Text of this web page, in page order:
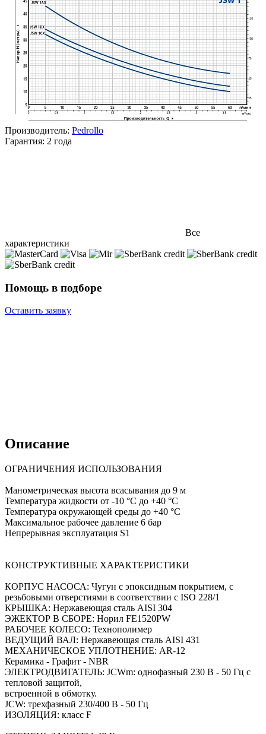
Производитель: Pedrollo
Гарантия: 2 года
Все
характеристики
Помощь в подборе
Оставить заявку
Описание
ОГРАНИЧЕНИЯ ИСПОЛЬЗОВАНИЯ
Манометрическая высота всасывания до 9 м
Температура жидкости от -10 °C до +40 °C
Температура окружающей среды до +40 °C
Максимальное рабочее давление 6 бар
Непрерывная эксплуатация S1
КОНСТРУКТИВНЫЕ ХАРАКТЕРИСТИКИ
КОРПУС НАСОСА: Чугун с эпоксидным покрытием, с
резьбовыми отверстиями в соответствии с ISO 228/1
КРЫШКА: Нержавеющая сталь AISI 304
ЭЖЕКТОР В СБОРЕ: Норил FE1520PW
РАБОЧЕЕ КОЛЕСО: Технополимер
ВЕДУЩИЙ ВАЛ: Нержавеющая сталь AISI 431
МЕХАНИЧЕСКОЕ УПЛОТНЕНИЕ: AR-12
Керамика - Графит - NBR
ЭЛЕКТРОДВИГАТЕЛЬ: JCWm: однофазный 230 В - 50 Гц с
тепловой защитой,
встроенной в обмотку.
JCW: трехфазный 230/400 В - 50 Гц
ИЗОЛЯЦИЯ: класс F